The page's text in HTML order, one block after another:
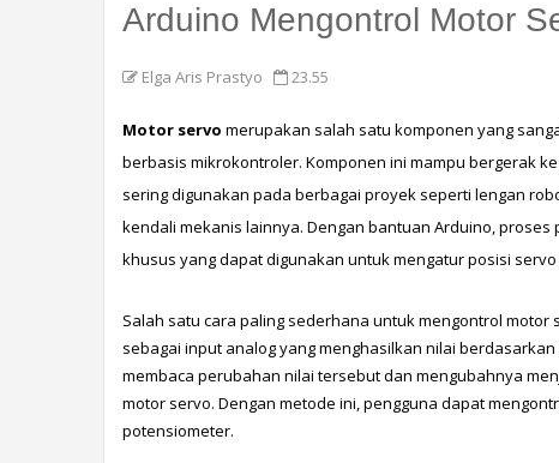
Arduino Mengontrol Motor
Elga Aris Prastyo 23.55
Motor servo merupakan salah satu komponen yang
berbasis mikrokontroler. Komponen ini mampu bergerak
sering digunakan pada berbagai proyek seperti lengan
kendali mekanis lainnya. Dengan bantuan Arduino,
khusus yang dapat digunakan untuk mengatur posisi
Salah satu cara paling sederhana untuk mengontrol
sebagai input analog yang menghasilkan nilai
membaca perubahan nilai tersebut dan mengubahnya
motor servo. Dengan metode ini, pengguna dapat
potensiometer.